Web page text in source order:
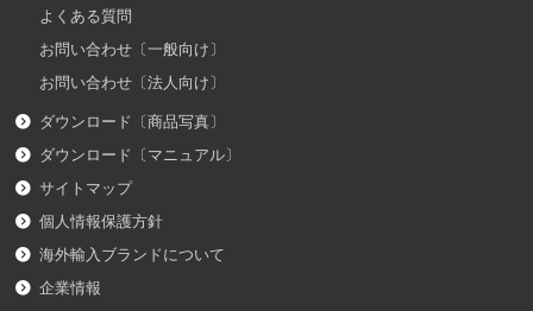
よくある質問
お問い合わせ〔一般向け〕
お問い合わせ〔法人向け〕
ダウンロード〔商品写真〕
ダウンロード〔マニュアル〕
サイトマップ
個人情報保護方針
海外輸入ブランドについて
企業情報